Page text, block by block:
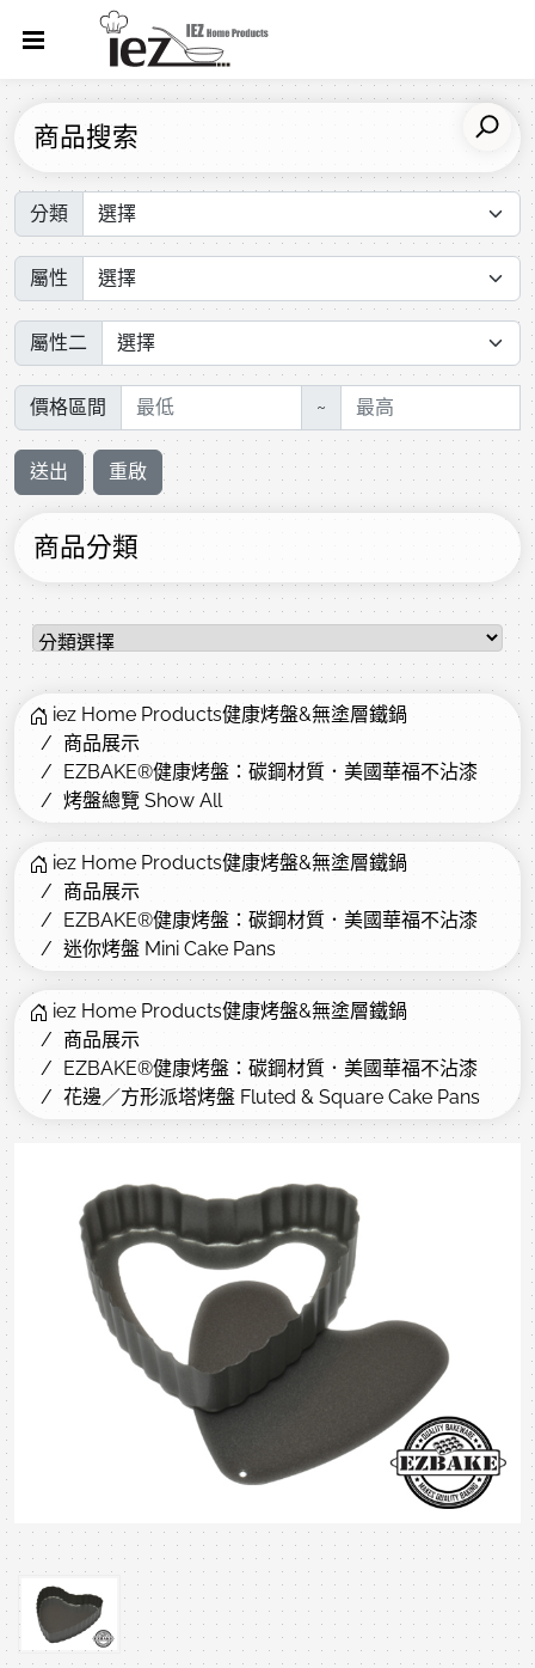
商品搜索
分類
屬性
屬性二
價格區間 ~
送出 重啟
商品分類
iez Home Products健康烤盤&無塗層鐵鍋
商品展示
EZBAKE®健康烤盤：碳鋼材質．美國華福不沾漆
烤盤總覽 Show All
iez Home Products健康烤盤&無塗層鐵鍋
商品展示
EZBAKE®健康烤盤：碳鋼材質．美國華福不沾漆
迷你烤盤 Mini Cake Pans
iez Home Products健康烤盤&無塗層鐵鍋
商品展示
EZBAKE®健康烤盤：碳鋼材質．美國華福不沾漆
花邊／方形派塔烤盤 Fluted & Square Cake Pans